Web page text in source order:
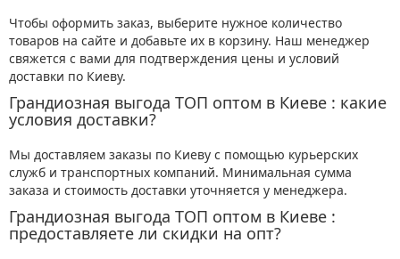
Чтобы оформить заказ, выберите нужное количество
товаров на сайте и добавьте их в корзину. Наш менеджер
свяжется с вами для подтверждения цены и условий
доставки по Киеву.
Грандиозная выгода ТОП оптом в Киеве : какие
условия доставки?
Мы доставляем заказы по Киеву с помощью курьерских
служб и транспортных компаний. Минимальная сумма
заказа и стоимость доставки уточняется у менеджера.
Грандиозная выгода ТОП оптом в Киеве :
предоставляете ли скидки на опт?